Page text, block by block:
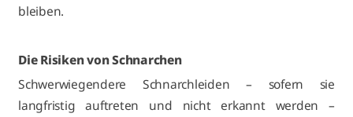
bleiben.
Die Risiken von Schnarchen
Schwerwiegendere Schnarchleiden – sofern sie
langfristig auftreten und nicht erkannt werden –